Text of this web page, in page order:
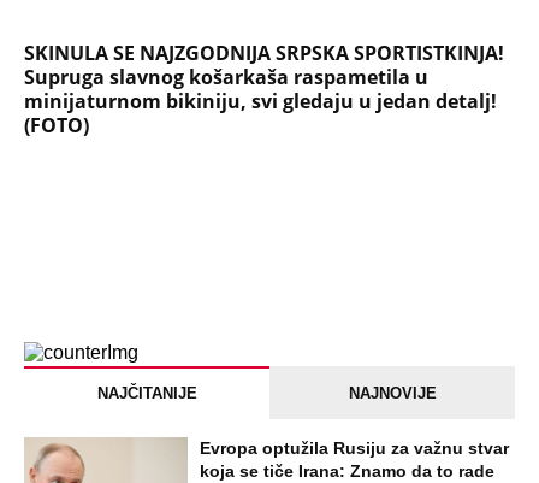
SKINULA SE NAJZGODNIJA SRPSKA SPORTISTKINJA!
Supruga slavnog košarkaša raspametila u
minijaturnom bikiniju, svi gledaju u jedan detalj!
(FOTO)
NAJČITANIJE NAJNOVIJE
Evropa optužila Rusiju za važnu stvar
koja se tiče Irana: Znamo da to rade